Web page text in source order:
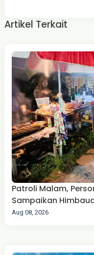
Artikel Terkait
Patroli Malam,
Sampaikan
Aug 08, 2026